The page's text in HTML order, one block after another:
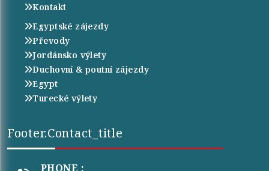
Kontakt
Egyptské zájezdy
Převody
Jordánsko výlety
Duchovní & poutní zájezdy
Egypt
Turecké výlety
Footer.contact_title
PHONE :